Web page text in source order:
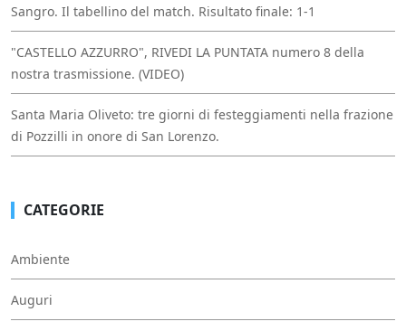
Sangro. Il tabellino del match. Risultato finale: 1-1
"CASTELLO AZZURRO", RIVEDI LA PUNTATA numero 8 della
nostra trasmissione. (VIDEO)
Santa Maria Oliveto: tre giorni di festeggiamenti nella frazione
di Pozzilli in onore di San Lorenzo.
CATEGORIE
Ambiente
Auguri